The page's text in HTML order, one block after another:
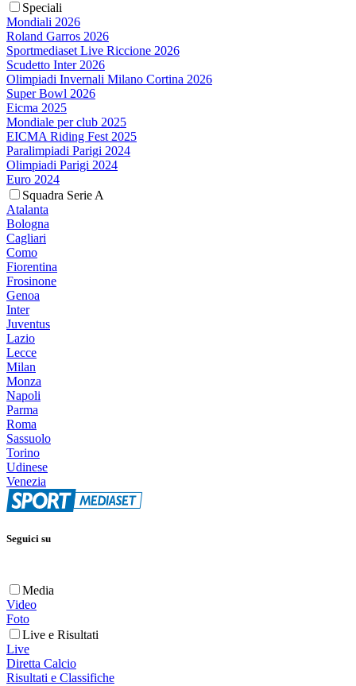
Speciali
Mondiali 2026
Roland Garros 2026
Sportmediaset Live Riccione 2026
Scudetto Inter 2026
Olimpiadi Invernali Milano Cortina 2026
Super Bowl 2026
Eicma 2025
Mondiale per club 2025
EICMA Riding Fest 2025
Paralimpiadi Parigi 2024
Olimpiadi Parigi 2024
Euro 2024
Squadra Serie A
Atalanta
Bologna
Cagliari
Como
Fiorentina
Frosinone
Genoa
Inter
Juventus
Lazio
Lecce
Milan
Monza
Napoli
Parma
Roma
Sassuolo
Torino
Udinese
Venezia
Seguici su
Media
Video
Foto
Live e Risultati
Live
Diretta Calcio
Risultati e Classifiche